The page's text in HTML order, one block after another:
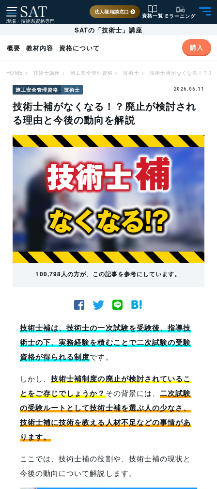
現場・技術系資格専門
法人様相談窓口
資格一覧 Eラーニング
SATの「技術士」講座
概要
教材内容 資格について 購入
HOME > 技術士講座 > 施工安全管理資格 > 技術士 > 技術士補がなくなる！？廃
施工安全管理資格 技術士 2026.06.11
技術士補がなくなる！？廃止が検討され
る理由と今後の動向を解説
100,798人の方が、この記事を参考にしています。
技術士補は、技術士の一次試験を受験後、指導技
術士の下、実務経験を積むことで二次試験の受験
資格が得られる制度です。
しかし、技術士補制度の廃止が検討されているこ
とをご存じでしょうか？その背景には、 二次試験
の受験ルートとして技術士補を選ぶ人の少なさ、
技術士補に技術を教える人材不足などの事情があ
ります。
ここでは、技術士補の役割や、技術士補の現状と
今後の動向について解説します。